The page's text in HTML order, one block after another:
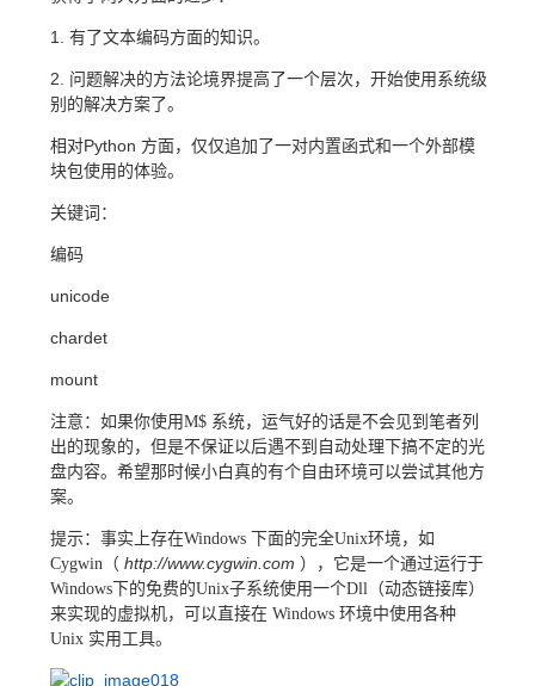
1. 有了文本编码方面的知识。
2. 问题解决的方法论境界提高了一个层次，开始使用系统级
别的解决方案了。
相对Python 方面，仅仅追加了一对内置函式和一个外部模
块包使用的体验。
关键词：
编码
unicode
chardet
mount
注意：如果你使用M$ 系统，运气好的话是不会见到笔者列
出的现象的，但是不保证以后遇不到自动处理下搞不定的光
盘内容。希望那时候小白真的有个自由环境可以尝试其他方
案。
提示：事实上存在Windows 下面的完全Unix环境，如
Cygwin（ http://www.cygwin.com ），它是一个通过运行于
Windows下的免费的Unix子系统使用一个Dll（动态链接库）
来实现的虚拟机，可以直接在 Windows 环境中使用各种
Unix 实用工具。